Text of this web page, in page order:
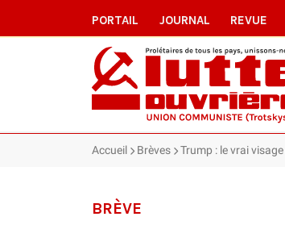
PORTAIL JOURNAL REVUE
Accueil Brèves Trump : le vrai
BRÈVE